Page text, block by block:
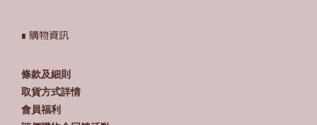
∎ 購物資訊
條款及細則
取貨方式詳情
會員福利